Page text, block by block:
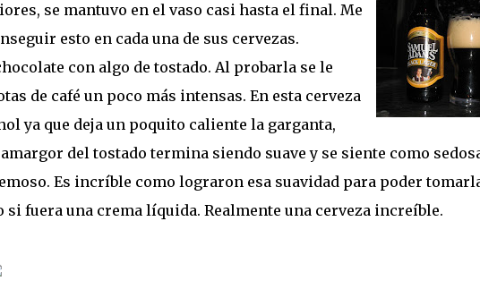
se mantuvo en el vaso casi hasta el final. Me
esto en cada una de sus cervezas.
con algo de tostado. Al probarla se le
de café un poco más intensas. En esta cerveza
ya que deja un poquito caliente la garganta,
del tostado termina siendo suave y se siente como
Es incríble como lograron esa suavidad para poder
si fuera una crema líquida. Realmente una cerveza increíble.